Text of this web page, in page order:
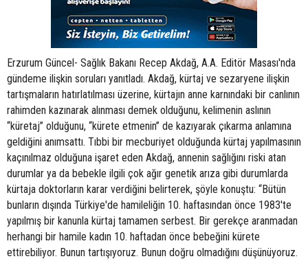
Erzurum Güncel- Sağlık Bakanı Recep Akdağ, A.A. Editör Masası'nda
gündeme ilişkin soruları yanıtladı. Akdağ, kürtaj ve sezaryene ilişkin
tartışmaların hatırlatılması üzerine, kürtajın anne karnındaki bir canlının
rahimden kazınarak alınması demek olduğunu, kelimenin aslının
“küretaj” olduğunu, “kürete etmenin” de kazıyarak çıkarma anlamına
geldiğini anımsattı. Tıbbi bir mecburiyet olduğunda kürtaj yapılmasının
kaçınılmaz olduğuna işaret eden Akdağ, annenin sağlığını riski atan
durumlar ya da bebekle ilgili çok ağır genetik arıza gibi durumlarda
kürtaja doktorların karar verdiğini belirterek, şöyle konuştu: “Bütün
bunların dışında Türkiye'de hamileliğin 10. haftasından önce 1983'te
yapılmış bir kanunla kürtaj tamamen serbest. Bir gerekçe aranmadan
herhangi bir hamile kadın 10. haftadan önce bebeğini kürete
ettirebiliyor. Bunun tartışıyoruz. Bunun doğru olmadığını düşünüyoruz.